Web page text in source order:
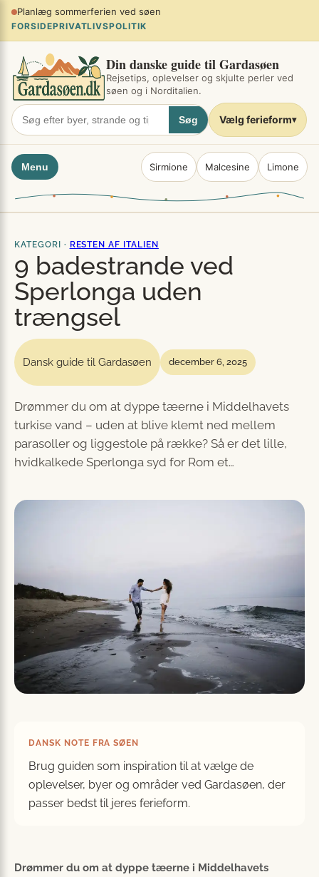
Spring
indhold
Planlæg sommerferien ved søen
FORSIDEPRIVATLIVSPOLITIK
Din danske guide til Gardasøen
Rejsetips, oplevelser og skjulte perler ved
søen og i Norditalien.
Søg Vælg ferieform▾
Menu Sirmione Malcesine Limone
KATEGORI · RESTEN AF ITALIEN
9 badestrande ved
Sperlonga uden
trængsel
Dansk guide til Gardasøen december 6, 2025
Drømmer du om at dyppe tæerne i Middelhavets
turkise vand – uden at blive klemt ned mellem
parasoller og liggestole på række? Så er det lille,
hvidkalkede Sperlonga syd for Rom et…
DANSK NOTE FRA SØEN
Brug guiden som inspiration til at vælge de
oplevelser, byer og områder ved Gardasøen, der
passer bedst til jeres ferieform.
Drømmer du om at dyppe tæerne i Middelhavets